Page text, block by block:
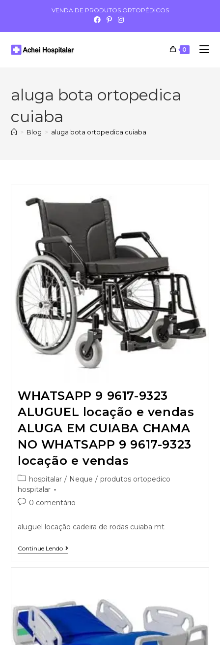
VENDA DE PRODUTOS ORTOPÉDICOS
0
aluga bota ortopedica
cuiaba
> Blog > aluga bota ortopedica cuiaba
WHATSAPP 9 9617-9323
ALUGUEL locação e vendas
ALUGA EM CUIABA CHAMA
NO WHATSAPP 9 9617-9323
locação e vendas
hospitalar / Neque / produtos ortopedico
hospitalar
0 comentário
aluguel locação cadeira de rodas cuiaba mt
Continue Lendo